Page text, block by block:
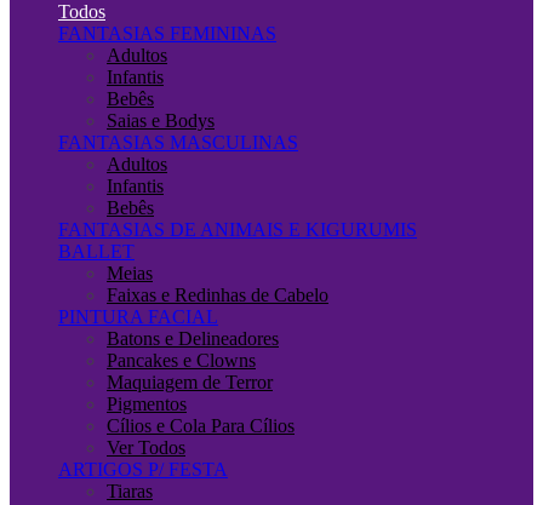
Todos
FANTASIAS FEMININAS
Adultos
Infantis
Bebês
Saias e Bodys
FANTASIAS MASCULINAS
Adultos
Infantis
Bebês
FANTASIAS DE ANIMAIS E KIGURUMIS
BALLET
Meias
Faixas e Redinhas de Cabelo
PINTURA FACIAL
Batons e Delineadores
Pancakes e Clowns
Maquiagem de Terror
Pigmentos
Cílios e Cola Para Cílios
Ver Todos
ARTIGOS P/ FESTA
Tiaras